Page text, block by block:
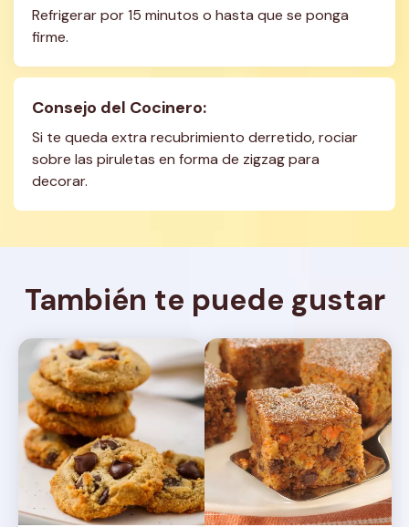
Refrigerar por 15 minutos o hasta que se ponga
firme.
Consejo del Cocinero:
Si te queda extra recubrimiento derretido, rociar
sobre las piruletas en forma de zigzag para
decorar.
También te puede gustar